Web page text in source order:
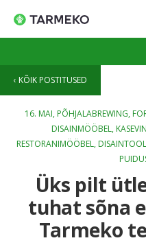
KÕIK POSTITUSED
16. MAI, PÕHJALABREWING,
DISAINMÖÖBEL,
RESTORANIMÖÖBEL, DISAINTOOL
Üks pilt
tuhat sõna
Tarmeko